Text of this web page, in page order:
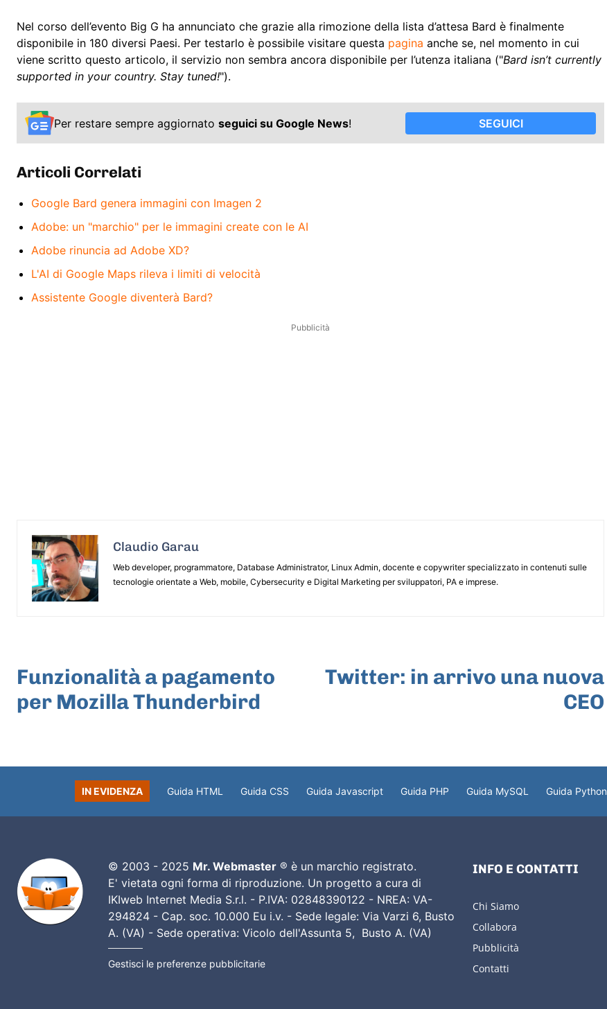
Nel corso dell’evento Big G ha annunciato che grazie alla rimozione della lista d’attesa Bard è finalmente
disponibile in 180 diversi Paesi. Per testarlo è possibile visitare questa pagina anche se, nel momento in cui
viene scritto questo articolo, il servizio non sembra ancora disponibile per l’utenza italiana ("Bard isn’t currently
supported in your country. Stay tuned!").
Per restare sempre aggiornato seguici su Google News! SEGUICI
Articoli Correlati
Google Bard genera immagini con Imagen 2
Adobe: un "marchio" per le immagini create con le AI
Adobe rinuncia ad Adobe XD?
L'AI di Google Maps rileva i limiti di velocità
Assistente Google diventerà Bard?
Pubblicità
Claudio Garau
Web developer, programmatore, Database Administrator, Linux Admin, docente e copywriter specializzato in contenuti sulle
tecnologie orientate a Web, mobile, Cybersecurity e Digital Marketing per sviluppatori, PA e imprese.
Funzionalità a pagamento
per Mozilla Thunderbird
Twitter: in arrivo una nuova
CEO
IN EVIDENZA Guida HTML Guida CSS Guida Javascript Guida PHP Guida MySQL Guida Python
© 2003 - 2025 Mr. Webmaster® è un marchio registrato.
E' vietata ogni forma di riproduzione. Un progetto a cura di
IKIweb Internet Media S.r.l. - P.IVA: 02848390122 - NREA: VA-
294824 - Cap. soc. 10.000 Eu i.v. - Sede legale: Via Varzi 6, Busto
A. (VA) - Sede operativa: Vicolo dell'Assunta 5, Busto A. (VA)
Gestisci le preferenze pubblicitarie
INFO E CONTATTI
Chi Siamo
Collabora
Pubblicità
Contatti